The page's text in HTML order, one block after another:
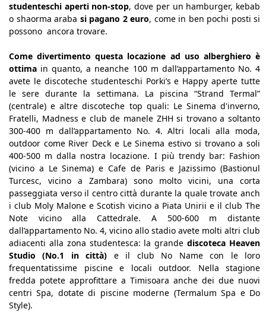
studenteschi aperti non-stop, dove per un hamburger, kebab
o shaorma araba si pagano 2 euro, come in ben pochi posti si
possono ancora trovare.
Come divertimento questa locazione ad uso alberghiero è
ottima in quanto, a neanche 100 m dall’appartamento No. 4
avete le discoteche studenteschi Porki’s e Happy aperte tutte
le sere durante la settimana. La piscina “Strand Termal”
(centrale) e altre discoteche top quali: Le Sinema d'inverno,
Fratelli, Madness e club de manele ZHH si trovano a soltanto
300-400 m dall’appartamento No. 4. Altri locali alla moda,
outdoor come River Deck e Le Sinema estivo si trovano a soli
400-500 m dalla nostra locazione. I più trendy bar: Fashion
(vicino a Le Sinema) e Cafe de Paris e Jazissimo (Bastionul
Turcesc, vicino a Zambara) sono molto vicini, una corta
passeggiata verso il centro città durante la quale trovate anch
i club Moly Malone e Scotish vicino a Piata Unirii e il club The
Note vicino alla Cattedrale. A 500-600 m distante
dall’appartamento No. 4, vicino allo stadio avete molti altri club
adiacenti alla zona studentesca: la grandediscoteca Heaven
Studio (No.1 in città) e il club No Name con le loro
frequentatissime piscine e locali outdoor. Nella stagione
fredda potete approfittare a Timisoara anche dei due nuovi
centri Spa, dotate di piscine moderne (Termalum Spa e Do
Style).